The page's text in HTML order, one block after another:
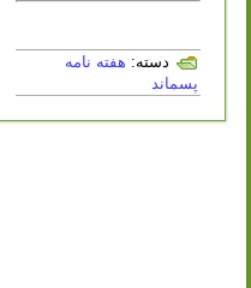
دسته: هفته نامه
پسماند